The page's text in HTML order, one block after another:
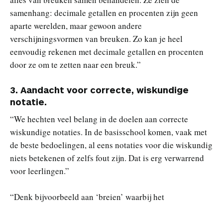
samenhang: decimale getallen en procenten zijn geen
aparte werelden, maar gewoon andere
verschijningsvormen van breuken. Zo kan je heel
eenvoudig rekenen met decimale getallen en procenten
door ze om te zetten naar een breuk.”
3. Aandacht voor correcte, wiskundige
notatie.
“We hechten veel belang in de doelen aan correcte
wiskundige notaties. In de basisschool komen, vaak met
de beste bedoelingen, al eens notaties voor die wiskundig
niets betekenen of zelfs fout zijn. Dat is erg verwarrend
voor leerlingen.”
“Denk bijvoorbeeld aan ‘breien’ waarbij het